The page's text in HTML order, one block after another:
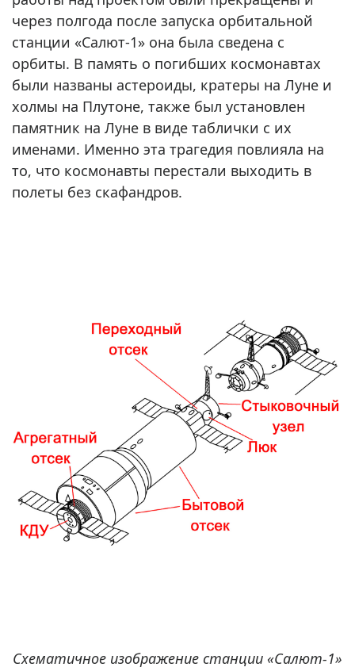
через полгода после запуска орбитальной
станции «Салют-1» она была сведена с
орбиты. В память о погибших космонавтах
были названы астероиды, кратеры на Луне и
холмы на Плутоне, также был установлен
памятник на Луне в виде таблички с их
именами. Именно эта трагедия повлияла на
то, что космонавты перестали выходить в
полеты без скафандров.
Схематичное изображение станции «Салют-1»